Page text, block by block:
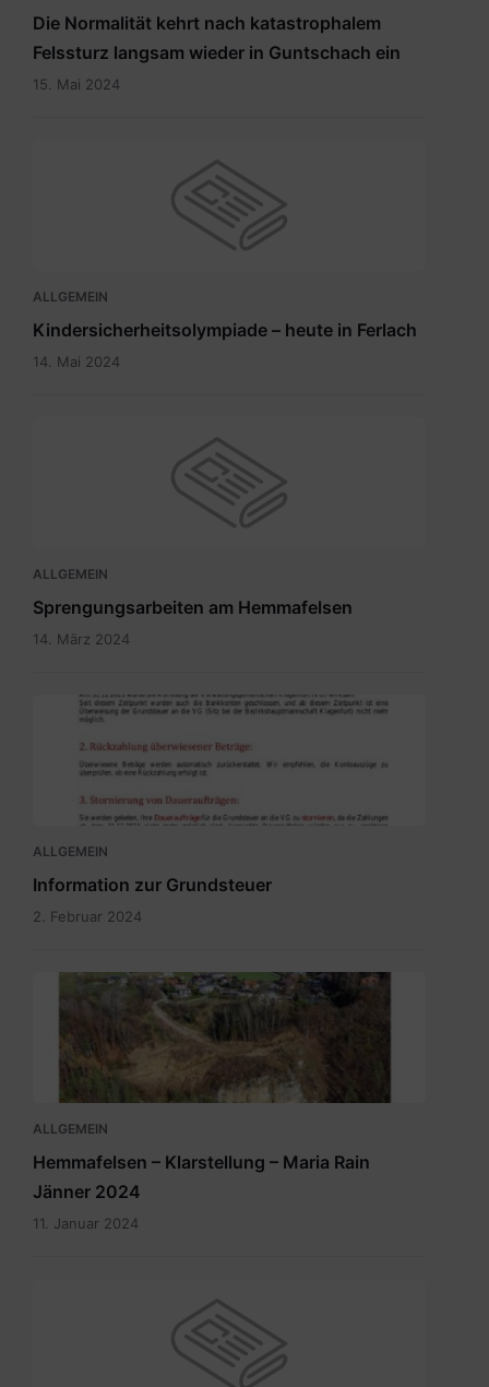
Die Normalität kehrt nach katastrophalem
Felssturz langsam wieder in Guntschach ein
15. Mai 2024
ALLGEMEIN
Kindersicherheitsolympiade – heute in Ferlach
14. Mai 2024
ALLGEMEIN
Sprengungsarbeiten am Hemmafelsen
14. März 2024
Grundsteuer
ALLGEMEIN
Information zur Grundsteuer
2. Februar 2024
ALLGEMEIN
Hemmafelsen – Klarstellung – Maria Rain
Jänner 2024
11. Januar 2024